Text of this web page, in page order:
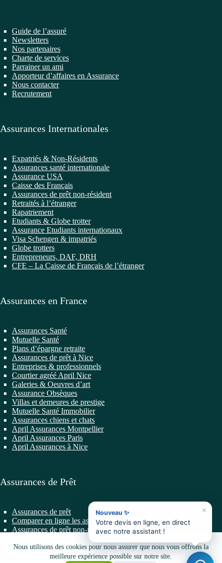
Nous utilisons des cookies pour nous assurer que nous vous offrons la
meilleure expérience possible sur notre site.
Guide de l’assuré
Newsletters
Nos partenaires
Charte de services
Parrainer un ami
Apporteur d’affaires en Assurance
Nous contacter
Recrutement
Assurances Internationales
Expatriés & Non-Résidents
Assurances santé internationale
Assurance USA
Caisse des Français
Assurances de prêt non-résident
Retraités à l’étranger
Rapatriement
Etudiants & Globe trotter
Assurance Etudiants internationaux
Visa Schengen & impatriés
Globe trotters
Entrepreneurs, DAF, DRH
CFE – La Caisse de Français de l’étranger
Assurances en France
Assurances Santé
Mutuelle Santé
Plans d’épargne retraite
Assurances de prêt à Nice
Entreprises & professionnels
Courtier agréé April Nice
Galeries & Oeuvres d’art
Assurance Obsèques
Villas et demeures de prestige
Mutuelle Santé Immobilier
Assurances chiens et chats
April Assurances Montpellier
April Assurances Paris
April Assurances à Nice
Assurances de Prêt
Assurances de prêt
Comparer en ligne les assurances de prêt
Assurances de prêt non-résidents
Changer d’Assurance de Prêt
Prêts professionnels
Prêts Immobiliers
×
Nouveau ✨
Votre devis en ligne, en direct
avec notre assistant !